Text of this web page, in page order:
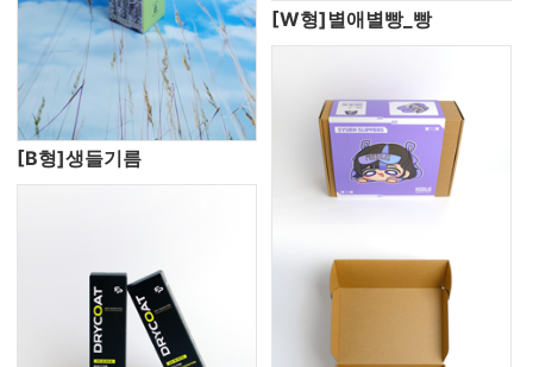
[B형]생들기름
[W형]별애별빵_빵